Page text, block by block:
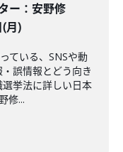
ー：安野修
月)
ている、SNSや動
誤情報とどう向き
挙法に詳しい日本
修...